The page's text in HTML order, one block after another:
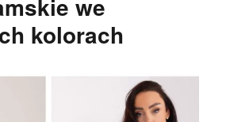
we
kolorach